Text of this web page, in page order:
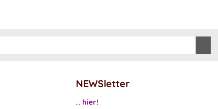
NEWSletter
... hier!